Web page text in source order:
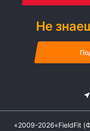
Не
«2009-2026«FieldFit